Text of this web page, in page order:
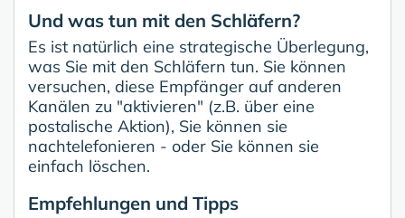
Und was tun mit den Schläfern?
Es ist natürlich eine strategische Überlegung,
was Sie mit den Schläfern tun. Sie können
versuchen, diese Empfänger auf anderen
Kanälen zu "aktivieren" (z.B. über eine
postalische Aktion), Sie können sie
nachtelefonieren - oder Sie können sie
einfach löschen.
Empfehlungen und Tipps